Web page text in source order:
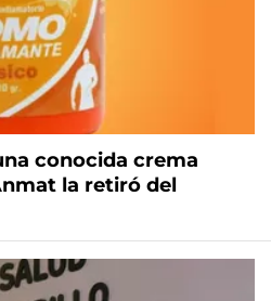
conocida crema
la retiró del